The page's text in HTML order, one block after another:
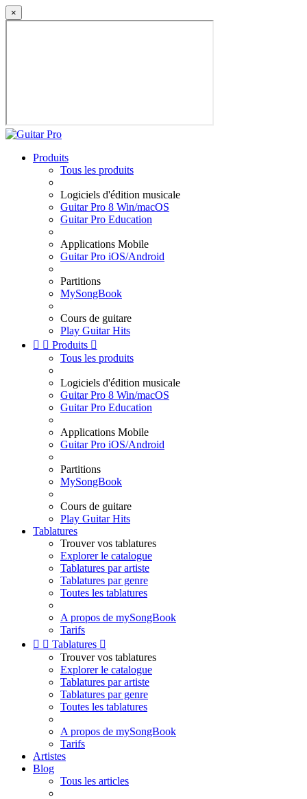
×
Produits
Tous les produits
Logiciels d'édition musicale
Guitar Pro 8 Win/macOS
Guitar Pro Education
Applications Mobile
Guitar Pro iOS/Android
Partitions
MySongBook
Cours de guitare
Play Guitar Hits
  Produits 
Tous les produits
Logiciels d'édition musicale
Guitar Pro 8 Win/macOS
Guitar Pro Education
Applications Mobile
Guitar Pro iOS/Android
Partitions
MySongBook
Cours de guitare
Play Guitar Hits
Tablatures
Trouver vos tablatures
Explorer le catalogue
Tablatures par artiste
Tablatures par genre
Toutes les tablatures
A propos de mySongBook
Tarifs
  Tablatures 
Trouver vos tablatures
Explorer le catalogue
Tablatures par artiste
Tablatures par genre
Toutes les tablatures
A propos de mySongBook
Tarifs
Artistes
Blog
Tous les articles